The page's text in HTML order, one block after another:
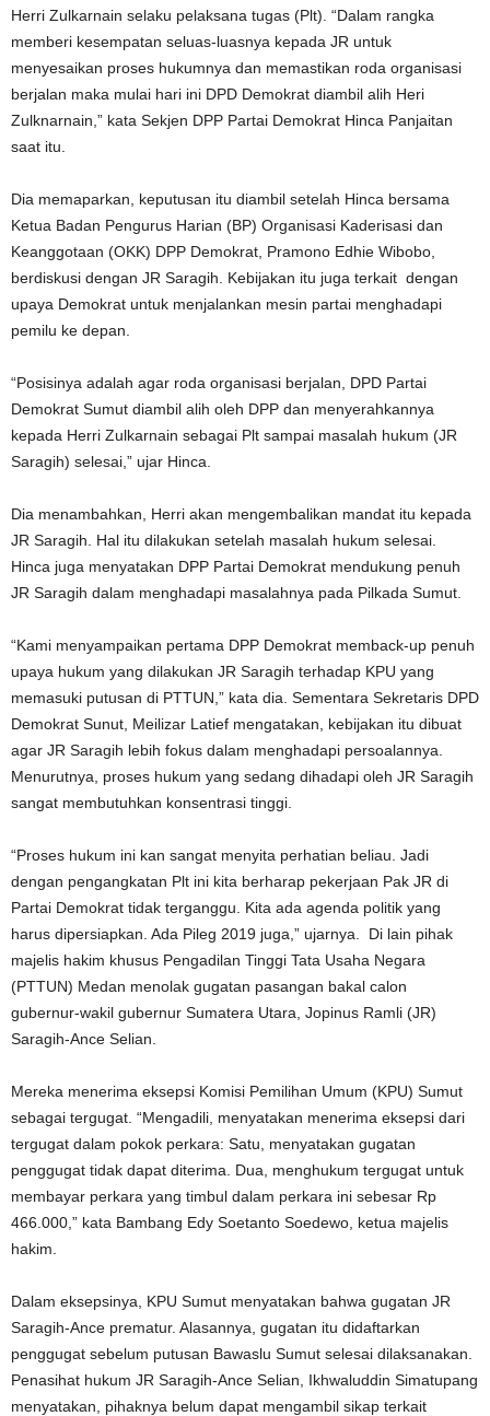
Herri Zulkarnain selaku pelaksana tugas (Plt). “Dalam rangka
memberi kesempatan seluas-luasnya kepada JR untuk
menyesaikan proses hukumnya dan memastikan roda organisasi
berjalan maka mulai hari ini DPD Demokrat diambil alih Heri
Zulknarnain,” kata Sekjen DPP Partai Demokrat Hinca Panjaitan
saat itu.
Dia memaparkan, keputusan itu diambil setelah Hinca bersama
Ketua Badan Pengurus Harian (BP) Organisasi Kaderisasi dan
Keanggotaan (OKK) DPP Demokrat, Pramono Edhie Wibobo,
berdiskusi dengan JR Saragih. Kebijakan itu juga terkait dengan
upaya Demokrat untuk menjalankan mesin partai menghadapi
pemilu ke depan.
“Posisinya adalah agar roda organisasi berjalan, DPD Partai
Demokrat Sumut diambil alih oleh DPP dan menyerahkannya
kepada Herri Zulkarnain sebagai Plt sampai masalah hukum (JR
Saragih) selesai,” ujar Hinca.
Dia menambahkan, Herri akan mengembalikan mandat itu kepada
JR Saragih. Hal itu dilakukan setelah masalah hukum selesai.
Hinca juga menyatakan DPP Partai Demokrat mendukung penuh
JR Saragih dalam menghadapi masalahnya pada Pilkada Sumut.
“Kami menyampaikan pertama DPP Demokrat memback-up penuh
upaya hukum yang dilakukan JR Saragih terhadap KPU yang
memasuki putusan di PTTUN,” kata dia. Sementara Sekretaris DPD
Demokrat Sunut, Meilizar Latief mengatakan, kebijakan itu dibuat
agar JR Saragih lebih fokus dalam menghadapi persoalannya.
Menurutnya, proses hukum yang sedang dihadapi oleh JR Saragih
sangat membutuhkan konsentrasi tinggi.
“Proses hukum ini kan sangat menyita perhatian beliau. Jadi
dengan pengangkatan Plt ini kita berharap pekerjaan Pak JR di
Partai Demokrat tidak terganggu. Kita ada agenda politik yang
harus dipersiapkan. Ada Pileg 2019 juga,” ujarnya. Di lain pihak
majelis hakim khusus Pengadilan Tinggi Tata Usaha Negara
(PTTUN) Medan menolak gugatan pasangan bakal calon
gubernur-wakil gubernur Sumatera Utara, Jopinus Ramli (JR)
Saragih-Ance Selian.
Mereka menerima eksepsi Komisi Pemilihan Umum (KPU) Sumut
sebagai tergugat. “Mengadili, menyatakan menerima eksepsi dari
tergugat dalam pokok perkara: Satu, menyatakan gugatan
penggugat tidak dapat diterima. Dua, menghukum tergugat untuk
membayar perkara yang timbul dalam perkara ini sebesar Rp
466.000,” kata Bambang Edy Soetanto Soedewo, ketua majelis
hakim.
Dalam eksepsinya, KPU Sumut menyatakan bahwa gugatan JR
Saragih-Ance prematur. Alasannya, gugatan itu didaftarkan
penggugat sebelum putusan Bawaslu Sumut selesai dilaksanakan.
Penasihat hukum JR Saragih-Ance Selian, Ikhwaluddin Simatupang
menyatakan, pihaknya belum dapat mengambil sikap terkait